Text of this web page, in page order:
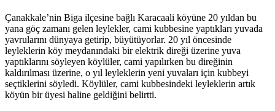
Çanakkale’nin Biga ilçesine bağlı Karacaali köyüne 20 yıldan bu
yana göç zamanı gelen leylekler, cami kubbesine yaptıkları yuvada
yavrularını dünyaya getirip, büyütüyorlar. 20 yıl öncesinde
leyleklerin köy meydanındaki bir elektrik direği üzerine yuva
yaptıklarını söyleyen köylüler, cami yapılırken bu direğinin
kaldırılması üzerine, o yıl leyleklerin yeni yuvaları için kubbeyi
seçtiklerini söyledi. Köylüler, cami kubbesindeki leyleklerin artık
köyün bir üyesi haline geldiğini belirtti.